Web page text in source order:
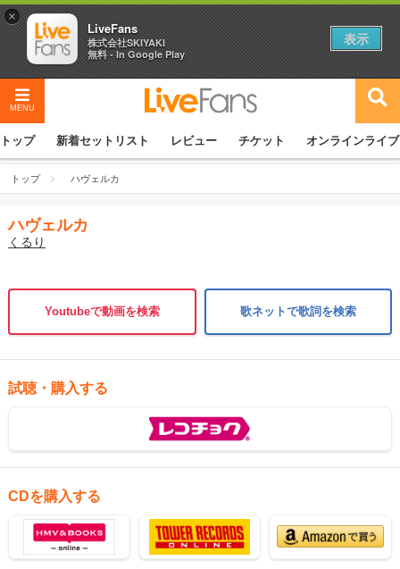
MENU
トップ 新着セットリスト レビュー チケット オンラインライブ
トップ ハヴェルカ
ハヴェルカ
くるり
Youtubeで動画を検索 歌ネットで歌詞を検索
試聴・購入する
CDを購入する
×
LiveFans
株式会社SKIYAKI
無料 - In Google Play
表示